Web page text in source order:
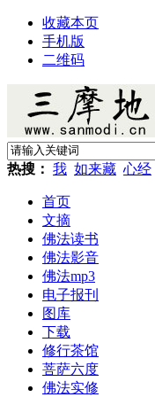
收藏本页
手机版
二维码
热搜： 我 如来藏 心经
首页
文摘
佛法读书
佛法影音
佛法mp3
电子报刊
图库
下载
修行茶馆
菩萨六度
佛法实修